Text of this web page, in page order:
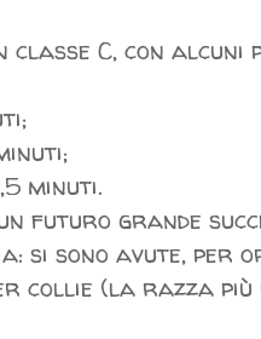
C, con alcuni
minuti.
futuro grande
si sono avute, per
collie (la razza